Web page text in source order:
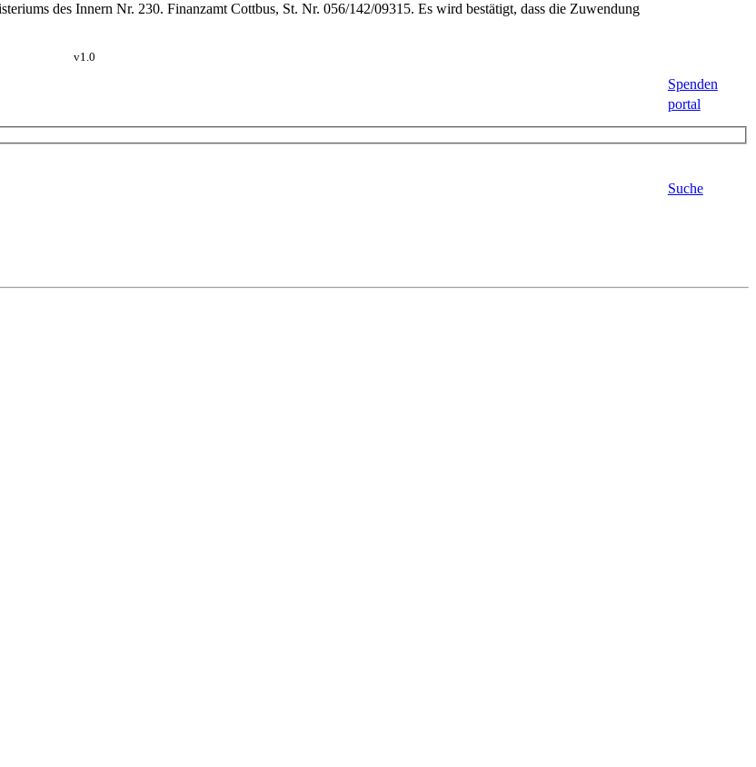
Spenden
portal
Suche
des Innern Nr. 230. Finanzamt Cottbus, St. Nr. 056/142/09315. Es wird bestätigt, dass die Zuwendung
v1.0